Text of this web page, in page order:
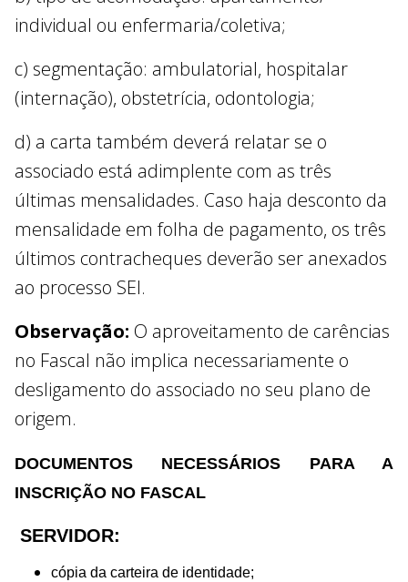
individual ou enfermaria/coletiva;
c) segmentação: ambulatorial, hospitalar
(internação), obstetrícia, odontologia;
d) a carta também deverá relatar se o
associado está adimplente com as três
últimas mensalidades. Caso haja desconto da
mensalidade em folha de pagamento, os três
últimos contracheques deverão ser anexados
ao processo SEI.
Observação: O aproveitamento de carências
no Fascal não implica necessariamente o
desligamento do associado no seu plano de
origem.
DOCUMENTOS NECESSÁRIOS PARA A
INSCRIÇÃO NO FASCAL
SERVIDOR:
cópia da carteira de identidade;